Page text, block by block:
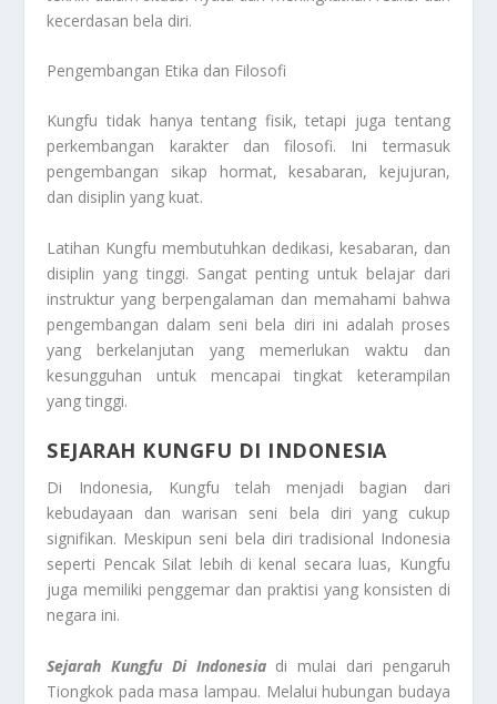
kecerdasan bela diri.
Pengembangan Etika dan Filosofi
Kungfu tidak hanya tentang fisik, tetapi juga tentang
perkembangan karakter dan filosofi. Ini termasuk
pengembangan sikap hormat, kesabaran, kejujuran,
dan disiplin yang kuat.
Latihan Kungfu membutuhkan dedikasi, kesabaran, dan
disiplin yang tinggi. Sangat penting untuk belajar dari
instruktur yang berpengalaman dan memahami bahwa
pengembangan dalam seni bela diri ini adalah proses
yang berkelanjutan yang memerlukan waktu dan
kesungguhan untuk mencapai tingkat keterampilan
yang tinggi.
SEJARAH KUNGFU DI INDONESIA
Di Indonesia, Kungfu telah menjadi bagian dari
kebudayaan dan warisan seni bela diri yang cukup
signifikan. Meskipun seni bela diri tradisional Indonesia
seperti Pencak Silat lebih di kenal secara luas, Kungfu
juga memiliki penggemar dan praktisi yang konsisten di
negara ini.
Sejarah Kungfu Di Indonesiadi mulai dari pengaruh
Tiongkok pada masa lampau. Melalui hubungan budaya